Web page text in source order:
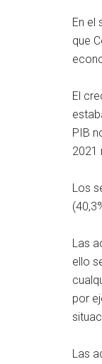
En el
que
El
PIB
2021
Los
Las
ello
por
Las